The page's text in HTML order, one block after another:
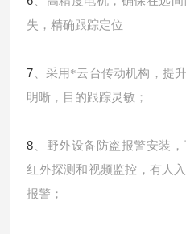
失，精确跟踪定位
7 、采用*云台传动机构，提
明晰，目的跟踪灵敏；
8 、野外设备防盗报警安装
红外探测和视频监控，有人
报警；